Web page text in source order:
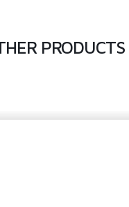
PRODUCTS